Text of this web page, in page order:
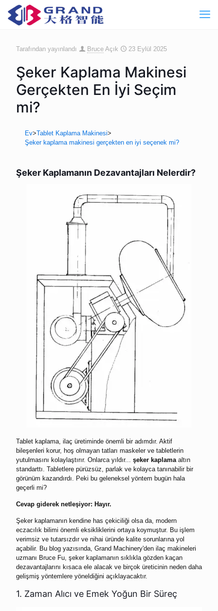
Tarafından yayınlandı Bruce Açık 23 Eylül 2025
Şeker Kaplama Makinesi
Gerçekten En İyi Seçim
mi?
Ev>Tablet Kaplama Makinesi>
Şeker kaplama makinesi gerçekten en iyi seçenek mi?
Şeker Kaplamanın Dezavantajları Nelerdir?
Tablet kaplama, ilaç üretiminde önemli bir adımdır. Aktif
bileşenleri korur, hoş olmayan tatları maskeler ve tabletlerin
yutulmasını kolaylaştırır. Onlarca yıldır... şeker kaplamaaltın
standarttı. Tabletlere pürüzsüz, parlak ve kolayca tanınabilir bir
görünüm kazandırdı. Peki bu geleneksel yöntem bugün hala
geçerli mi?
Cevap giderek netleşiyor: Hayır.
Şeker kaplamanın kendine has çekiciliği olsa da, modern
eczacılık bilimi önemli eksikliklerini ortaya koymuştur. Bu işlem
verimsiz ve tutarsızdır ve nihai üründe kalite sorunlarına yol
açabilir. Bu blog yazısında, Grand Machinery'den ilaç makineleri
uzmanı Bruce Fu, şeker kaplamanın sıklıkla gözden kaçan
dezavantajlarını kısaca ele alacak ve birçok üreticinin neden daha
gelişmiş yöntemlere yöneldiğini açıklayacaktır.
1. Zaman Alıcı ve Emek Yoğun Bir Süreç